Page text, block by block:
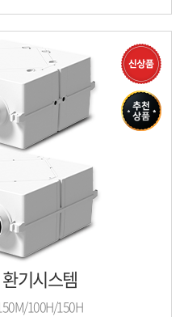
기시스템
100H/150H